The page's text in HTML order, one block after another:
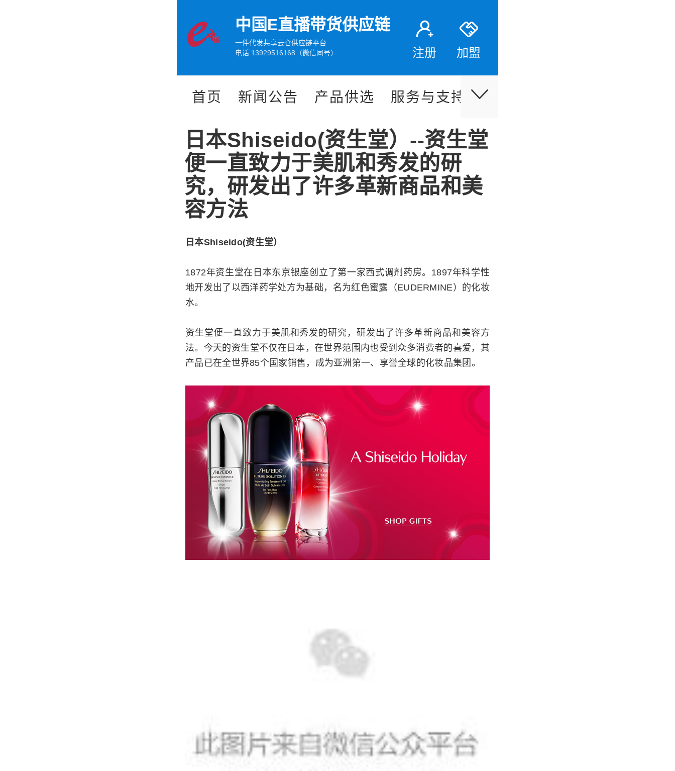
中国E直播带货供应链
一件代发共享云仓供应链平台
电话 13929516168（微信同号）
注册 加盟
首页 新闻公告 产品供选 服务与支持 伙伴合作
日本Shiseido(资生堂）--资生堂
便一直致力于美肌和秀发的研
究，研发出了许多革新商品和美
容方法
日本Shiseido(资生堂）
1872年资生堂在日本东京银座创立了第一家西式调剂药房。1897年科学性
地开发出了以西洋药学处方为基础，名为红色蜜露（EUDERMINE）的化妆
水。
资生堂便一直致力于美肌和秀发的研究，研发出了许多革新商品和美容方
法。今天的资生堂不仅在日本，在世界范围内也受到众多消费者的喜爱，其
产品已在全世界85个国家销售，成为亚洲第一、享誉全球的化妆品集团。